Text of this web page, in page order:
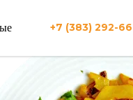
+7 (383) 292-